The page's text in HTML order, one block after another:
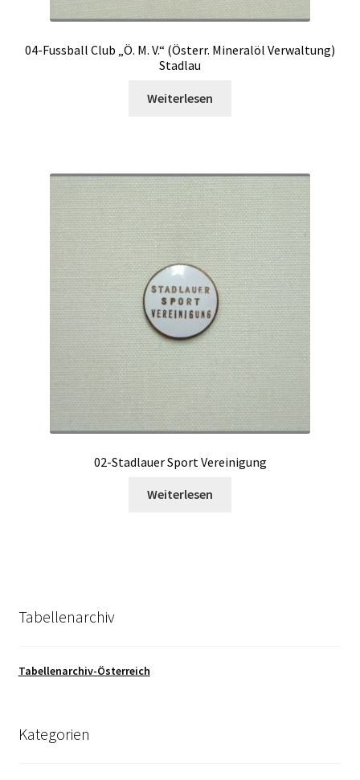
04-Fussball Club „Ö. M. V.“ (Österr. Mineralöl Verwaltung)
Stadlau
Weiterlesen
02-Stadlauer Sport Vereinigung
Weiterlesen
Tabellenarchiv
Tabellenarchiv-Österreich
Kategorien